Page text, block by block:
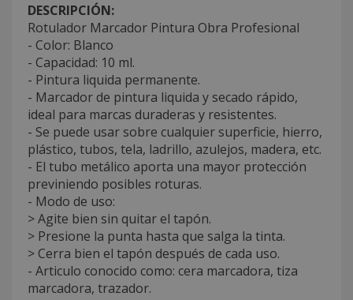
DESCRIPCIÓN:
Rotulador Marcador Pintura Obra Profesional
- Color: Blanco
- Capacidad: 10 ml.
- Pintura liquida permanente.
- Marcador de pintura liquida y secado rápido,
ideal para marcas duraderas y resistentes.
- Se puede usar sobre cualquier superficie, hierro,
plástico, tubos, tela, ladrillo, azulejos, madera, etc.
- El tubo metálico aporta una mayor protección
previniendo posibles roturas.
- Modo de uso:
> Agite bien sin quitar el tapón.
> Presione la punta hasta que salga la tinta.
> Cerra bien el tapón después de cada uso.
- Articulo conocido como: cera marcadora, tiza
marcadora, trazador.